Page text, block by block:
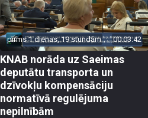
pirms 1 dienas, 19 stundām 00:03:42
KNAB norāda uz Saeimas
deputātu transporta un
dzīvokļu kompensāciju
normatīvā regulējuma
nepilnībām